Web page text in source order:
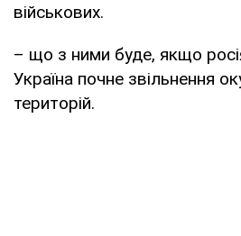
військових.
– що з ними буде, якщо
Україна почне звільнення
територій.